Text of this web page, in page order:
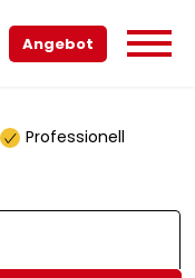
Angebot
Professionell